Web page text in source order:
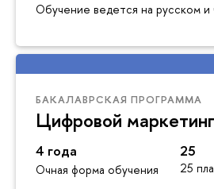
Обучение ведется на русском и
БАКАЛАВРСКАЯ ПРОГРАММА
Цифровой маркетинг
4 года
Очная форма обучения
25
25